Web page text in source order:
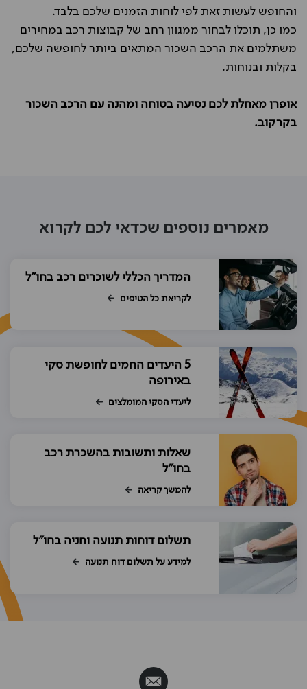
והחופש לעשות זאת לפי לוחות הזמנים שלכם בלבד.
כמו כן, תוכלו לבחור ממגוון רחב של קבוצות רכב במחירים
משתלמים את הרכב השכור המתאים ביותר לחופשה שלכם,
בקלות ובנוחות.
אופרן מאחלת לכם נסיעה בטוחה ומהנה עם הרכב השכור
בקרקוב.
מאמרים נוספים שכדאי לכם לקרוא
המדריך הכללי לשוכרים רכב בחו"ל
לקריאת כל הטיפים
5 היעדים החמים לחופשת סקי
באירופה
ליעדי הסקי המומלצים
שאלות ותשובות בהשכרת רכב
בחו"ל
להמשך קריאה
תשלום דוחות תנועה וחניה בחו"ל
למידע על תשלום דוח תנועה